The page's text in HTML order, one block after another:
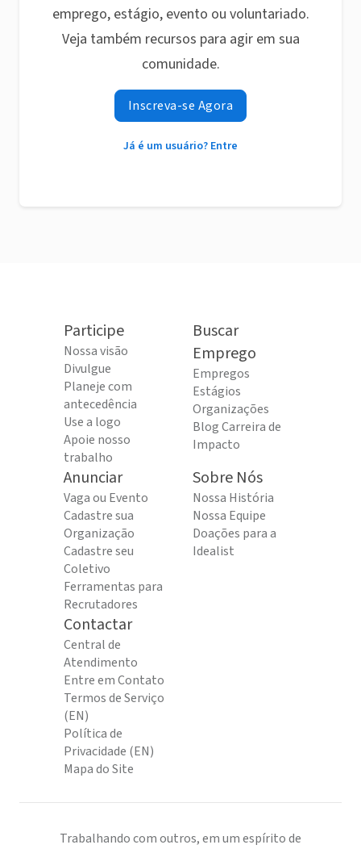
emprego, estágio, evento ou voluntariado.
Veja também recursos para agir em sua
comunidade.
Inscreva-se Agora
Já é um usuário? Entre
Participe
Nossa visão
Divulgue
Planeje com
antecedência
Use a logo
Apoie nosso
trabalho
Buscar
Emprego
Empregos
Estágios
Organizações
Blog Carreira de
Impacto
Anunciar
Vaga ou Evento
Cadastre sua
Organização
Cadastre seu
Coletivo
Ferramentas para
Recrutadores
Sobre Nós
Nossa História
Nossa Equipe
Doações para a
Idealist
Contactar
Central de
Atendimento
Entre em Contato
Termos de Serviço
(EN)
Política de
Privacidade (EN)
Mapa do Site
Trabalhando com outros, em um espírito de